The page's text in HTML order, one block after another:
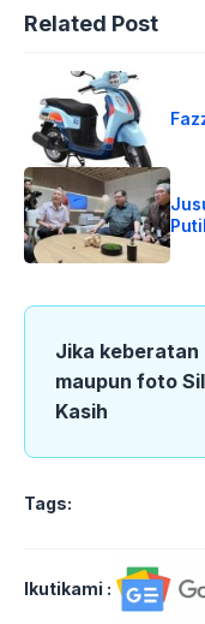
Related Post
Jika
maupun foto
Kasih
Tags:
Ikutikami :